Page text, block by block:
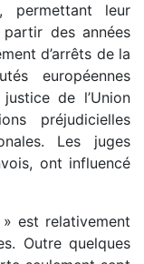
leur
des années
d’arrêts de la
européennes
de l’Union
préjudicielles
Les juges
ont influencé
est relativement
Outre quelques